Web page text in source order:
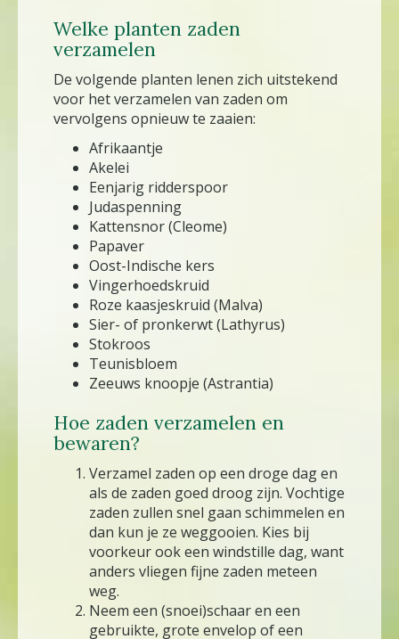
Welke planten zaden
verzamelen
De volgende planten lenen zich uitstekend
voor het verzamelen van zaden om
vervolgens opnieuw te zaaien:
Afrikaantje
Akelei
Eenjarig ridderspoor
Judaspenning
Kattensnor (Cleome)
Papaver
Oost-Indische kers
Vingerhoedskruid
Roze kaasjeskruid (Malva)
Sier- of pronkerwt (Lathyrus)
Stokroos
Teunisbloem
Zeeuws knoopje (Astrantia)
Hoe zaden verzamelen en
bewaren?
Verzamel zaden op een droge dag en
als de zaden goed droog zijn. Vochtige
zaden zullen snel gaan schimmelen en
dan kun je ze weggooien. Kies bij
voorkeur ook een windstille dag, want
anders vliegen fijne zaden meteen
weg.
Neem een (snoei)schaar en een
gebruikte, grote envelop of een